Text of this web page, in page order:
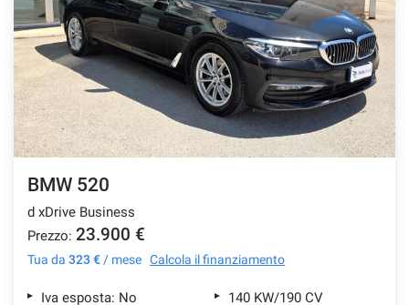
BMW 520
d xDrive Business
Prezzo: 23.900 €
Tua da 323 € / mese Calcola il finanziamento
Iva esposta: No
140 KW/190 CV